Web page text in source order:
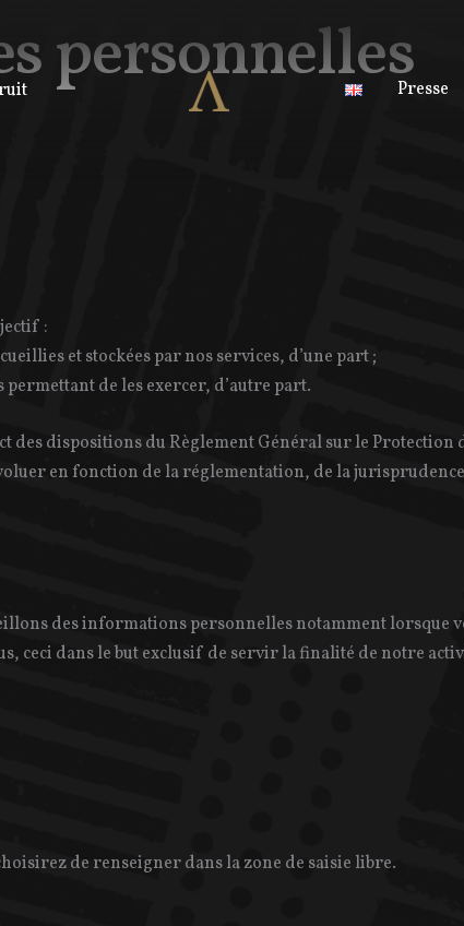
Presse
personnelles
:
et stockées par nos services, d’une part ;
de les exercer, d’autre part.
dispositions du Règlement Général sur le Protection
en fonction de la réglementation, de la
des informations personnelles notamment lorsque
ceci dans le but exclusif de servir la finalité de notre
de renseigner dans la zone de saisie libre.